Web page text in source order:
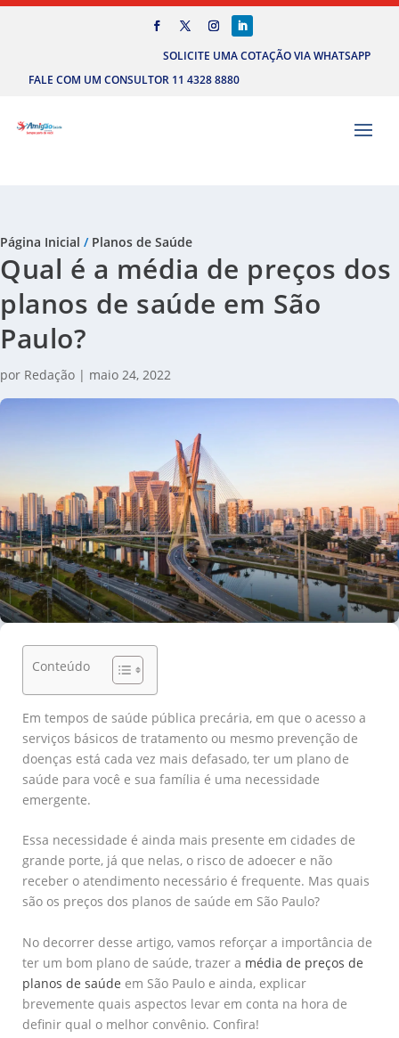
SOLICITE UMA COTAÇÃO VIA WHATSAPP
FALE COM UM CONSULTOR 11 4328 8880
Página Inicial / Planos de Saúde
Qual é a média de preços dos
planos de saúde em São
Paulo?
por Redação | maio 24, 2022
Conteúdo
Em tempos de saúde pública precária, em que o acesso a
serviços básicos de tratamento ou mesmo prevenção de
doenças está cada vez mais defasado, ter um plano de
saúde para você e sua família é uma necessidade
emergente.
Essa necessidade é ainda mais presente em cidades de
grande porte, já que nelas, o risco de adoecer e não
receber o atendimento necessário é frequente. Mas quais
são os preços dos planos de saúde em São Paulo?
No decorrer desse artigo, vamos reforçar a importância de
ter um bom plano de saúde, trazer a média de preços de
planos de saúde em São Paulo e ainda, explicar
brevemente quais aspectos levar em conta na hora de
definir qual o melhor convênio. Confira!